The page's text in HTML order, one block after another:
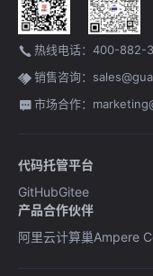
热线电话：400-882-
销售咨询：
市场合作：
代码托管平台
GitHubGitee
产品合作伙伴
阿里云计算巢Ampere